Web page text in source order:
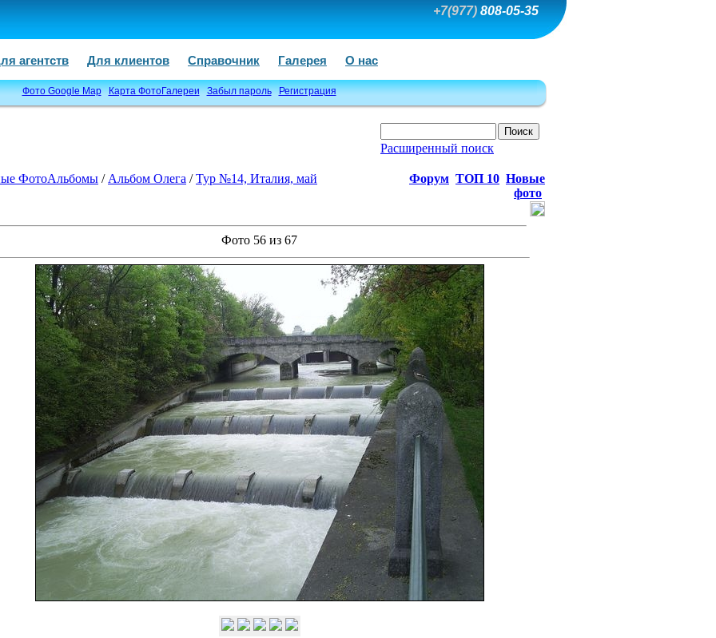
+7(977) 808-05-35
агентств Для клиентов Справочник Галерея О нас
Фото Google Map Карта ФотоГалереи Забыл пароль Регистрация
Расширенный поиск
ФотоАльбомы / Альбом Олега /Тур №14, Италия, май
Форум ТОП 10 Новые
фото
Фото 56 из 67